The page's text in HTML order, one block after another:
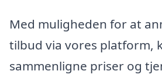
Med muligheden for at
tilbud via vores platform,
sammenligne priser og